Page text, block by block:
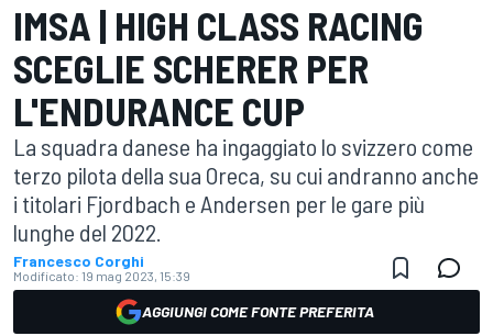
IMSA | HIGH CLASS RACING
SCEGLIE SCHERER PER
L'ENDURANCE CUP
La squadra danese ha ingaggiato lo svizzero come
terzo pilota della sua Oreca, su cui andranno anche
i titolari Fjordbach e Andersen per le gare più
lunghe del 2022.
Francesco Corghi
Modificato: 19 mag 2023, 15:39
AGGIUNGI COME FONTE PREFERITA